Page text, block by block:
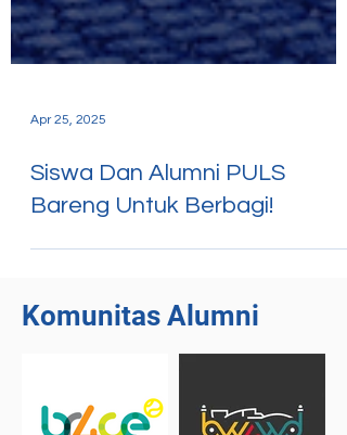
Apr 25, 2025
Siswa Dan Alumni PULS
Bareng Untuk Berbagi!
Komunitas Alumni